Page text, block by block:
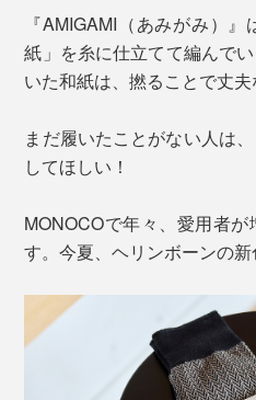
『AMIGAMI（あみがみ）
紙」を糸に仕立てて編んで
いた和紙は、撚ることで丈夫
まだ履いたことがない人は
してほしい！
MONOCOで年々、愛用者
す。今夏、ヘリンボーンの新